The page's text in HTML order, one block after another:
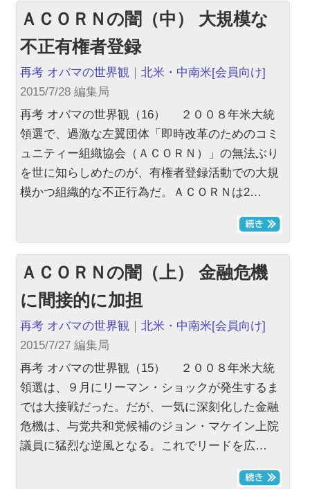
ＡＣＯＲＮの闇（中） 大規模な
不正有権者登録
再考 オバマの世界観 ｜北米・中南米[会員向け]
2015/7/28 編集局
再考 オバマの世界観（16） ２００８年米大統
領選で、過激な左翼団体「即時改革のためのコミ
ュニティー組織協会（ＡＣＯＲＮ）」の無法ぶり
を世に知らしめたのが、有権者登録活動での大規
模かつ組織的な不正行為だ。ＡＣＯＲＮは2…
ＡＣＯＲＮの闇（上） 金融危機
に間接的に加担
再考 オバマの世界観 ｜北米・中南米[会員向け]
2015/7/27 編集局
再考 オバマの世界観（15） ２００８年米大統
領選は、９月にリーマン・ショックが発生するま
では大接戦だった。だが、一気に深刻化した金融
危機は、与党共和党候補のジョン・マケイン上院
議員に猛烈な逆風となる。これでリードを広…